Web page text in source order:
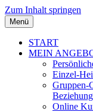
Zum Inhalt springen
Menü
START
MEIN
Einzel-
Gruppen-
Online